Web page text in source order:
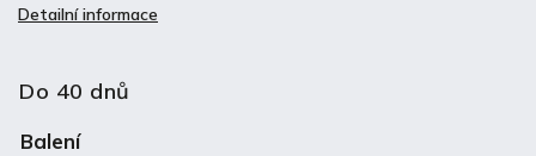
Detailní informace
Do 40 dnů
Balení